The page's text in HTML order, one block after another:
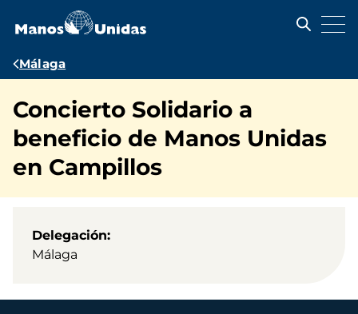
contenido
Ruta
navegación
Málaga
Concierto Solidario a
beneficio de Manos Unidas
en Campillos
Delegación
Málaga